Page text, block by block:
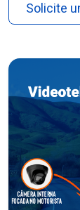
Solicite